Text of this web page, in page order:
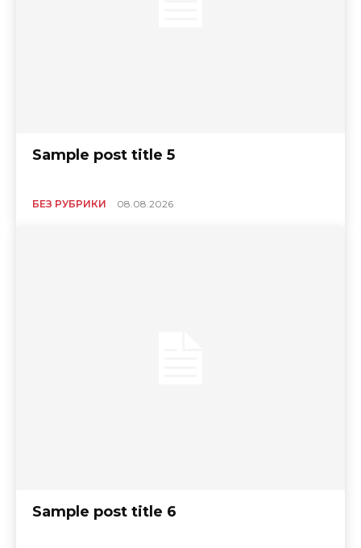
Sample post title 5
БЕЗ РУБРИКИ 08.08.2026
Sample post title 6